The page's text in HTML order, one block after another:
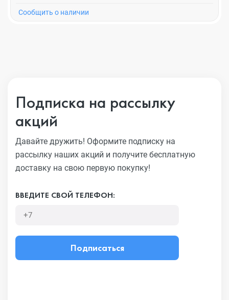
Cообщить о наличии
Подписка на рассылку
акций
Давайте дружить! Оформите подписку на
рассылку наших акций и получите бесплатную
доставку на свою первую покупку!
ВВЕДИТЕ СВОЙ ТЕЛЕФОН:
Подписаться